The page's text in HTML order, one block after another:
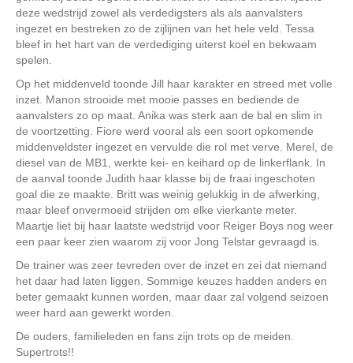
deze wedstrijd zowel als verdedigsters als als aanvalsters
ingezet en bestreken zo de zijlijnen van het hele veld. Tessa
bleef in het hart van de verdediging uiterst koel en bekwaam
spelen.
Op het middenveld toonde Jill haar karakter en streed met volle
inzet. Manon strooide met mooie passes en bediende de
aanvalsters zo op maat. Anika was sterk aan de bal en slim in
de voortzetting. Fiore werd vooral als een soort opkomende
middenveldster ingezet en vervulde die rol met verve. Merel, de
diesel van de MB1, werkte kei- en keihard op de linkerflank. In
de aanval toonde Judith haar klasse bij de fraai ingeschoten
goal die ze maakte. Britt was weinig gelukkig in de afwerking,
maar bleef onvermoeid strijden om elke vierkante meter.
Maartje liet bij haar laatste wedstrijd voor Reiger Boys nog weer
een paar keer zien waarom zij voor Jong Telstar gevraagd is.
De trainer was zeer tevreden over de inzet en zei dat niemand
het daar had laten liggen. Sommige keuzes hadden anders en
beter gemaakt kunnen worden, maar daar zal volgend seizoen
weer hard aan gewerkt worden.
De ouders, familieleden en fans zijn trots op de meiden.
Supertrots!!